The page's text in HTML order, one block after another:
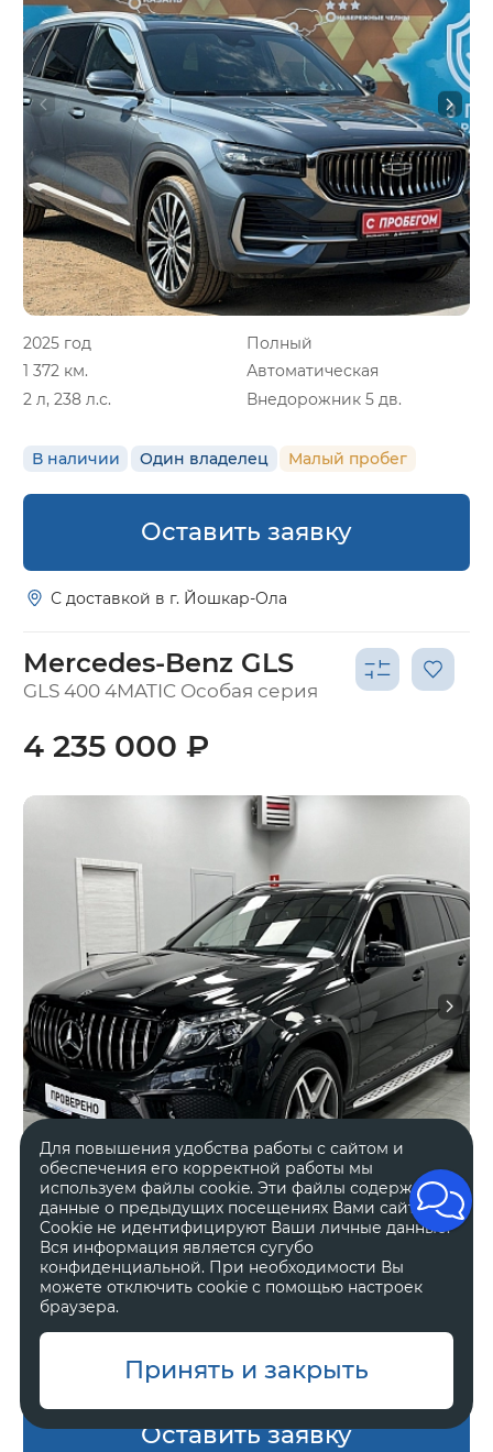
2025 год
Полный
1 372 км.
Автоматическая
2 л, 238 л.с.
Внедорожник 5 дв.
В наличии Один владелец Малый пробег
Оставить заявку
С доставкой в г. Йошкар-Ола
Mercedes-Benz GLS
GLS 400 4MATIC Особая серия
2017 год
Полный
187 982 км.
Автоматическая
3 л, 333 л.с.
Внедорожник 5 дв.
4 235 000 ₽
Оставить заявку
Для повышения удобства работы с сайтом и
обеспечения его корректной работы мы
используем файлы cookie. Эти файлы содержат
данные о предыдущих посещениях Вами сайта.
Cookie не идентифицируют Ваши личные данные.
Вся информация является сугубо
конфиденциальной. При необходимости Вы
можете отключить cookie с помощью настроек
браузера.
Принять и закрыть